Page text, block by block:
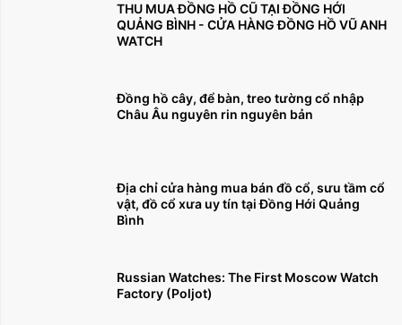
THU MUA ĐỒNG HỒ CŨ TẠI ĐỒNG HỚI
QUẢNG BÌNH - CỬA HÀNG ĐỒNG HỒ VŨ ANH
WATCH
Đồng hồ cây, để bàn, treo tường cổ nhập
Châu Âu nguyên rin nguyên bản
Địa chỉ cửa hàng mua bán đồ cổ, sưu tầm cổ
vật, đồ cổ xưa uy tín tại Đồng Hới Quảng
Bình
Russian Watches: The First Moscow Watch
Factory (Poljot)